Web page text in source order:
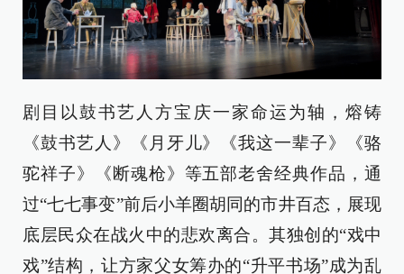
剧目以鼓书艺人方宝庆一家命运为轴，熔铸
《鼓书艺人》《月牙儿》《我这一辈子》《骆
驼祥子》《断魂枪》等五部老舍经典作品，通
过“七七事变”前后小羊圈胡同的市井百态，展现
底层民众在战火中的悲欢离合。其独创的“戏中
戏”结构，让方家父女筹办的“升平书场”成为乱